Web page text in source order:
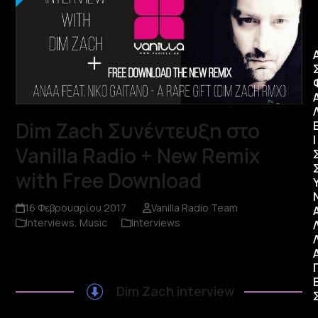
Dim Zach Συνέντευξη στο
Vanilla Radio + New Remix
with Free Download
16 Φεβρουαρίου 2017
Vanilla Radio Team
Interviews, Music Interviews
Dim Zach interview
Ι